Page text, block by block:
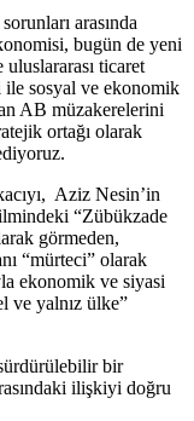
arasında
bugün de yeni
ticaret
ile sosyal ve ekonomik
AB müzakerelerini
ortağı olarak
Aziz Nesin’in
“Zübükzade
görmeden,
“mürteci” olarak
ekonomik ve siyasi
ve yalnız ülke”
bir
ilişkiyi doğru